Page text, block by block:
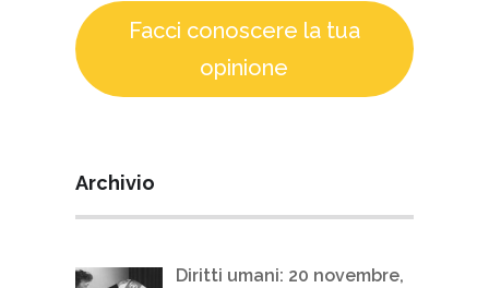
Facci conoscere la tua
opinione
Archivio
Diritti umani: 20 novembre,